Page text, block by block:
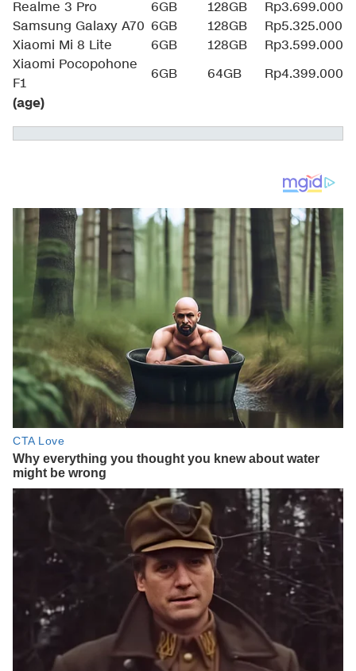
Realme 3 Pro 6GB 128GB
Rp3.699.000
Samsung Galaxy A70 6GB 128GB
Rp5.325.000
Xiaomi Mi 8 Lite
6GB 128GB
Rp3.599.000
Xiaomi Pocopohone
F1
6GB 64GB Rp4.399.000
(age)